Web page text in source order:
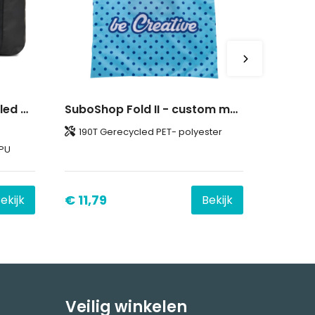
VINGA Livorno GRS recycled polyester maxi draagtas SuboShop Fold II - custom made RPET-boodschappentas
190T Gerecycled PET- polyester
€ 11,79 Bekijk
Veilig winkelen